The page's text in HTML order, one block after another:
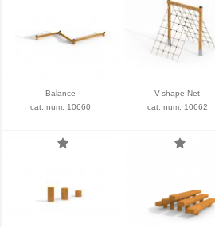
Balance
cat. num. 10660
V-shape Net
cat. num. 10662